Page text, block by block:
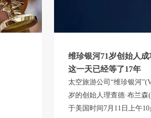
维珍银河71岁创始人
这一天已经等了17年
太空旅游公司“维珍银河
岁的创始人理查德·布兰森
于美国时间7月11日上午